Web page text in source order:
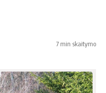
7 min skaitymo